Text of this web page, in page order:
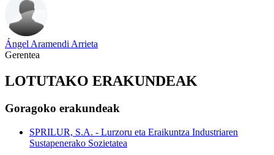
Ángel Aramendi Arrieta
Gerentea
LOTUTAKO ERAKUNDEAK
Goragoko erakundeak
SPRILUR, S.A. - Lurzoru eta Eraikuntza Industriaren
Sustapenerako Sozietatea